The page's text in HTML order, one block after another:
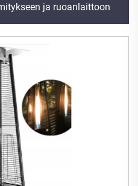
ja ruoanlaittoon